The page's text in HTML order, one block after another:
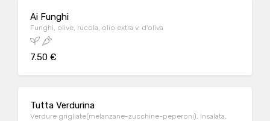
Ai Funghi
Funghi, olive, rucola, olio extra v. d'oliva
7.50 €
Tutta Verdurina
Verdure grigliate(melanzane-zucchine-peperoni), Insalata,